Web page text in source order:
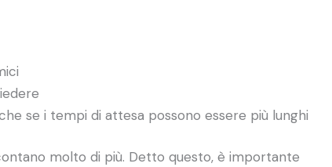
se i tempi di attesa possono essere più lunghi
molto di più. Detto questo, è importante